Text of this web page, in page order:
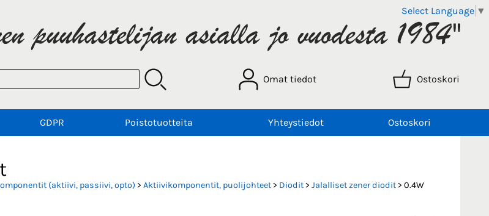
Select Language ▼
Omat tiedot Ostoskori
GDPR Poistotuotteita Yhteystiedot Ostoskori
(aktiivi, passiivi, opto) > Aktiivikomponentit, puolijohteet> Diodit> Jalalliset zener diodit> 0.4W